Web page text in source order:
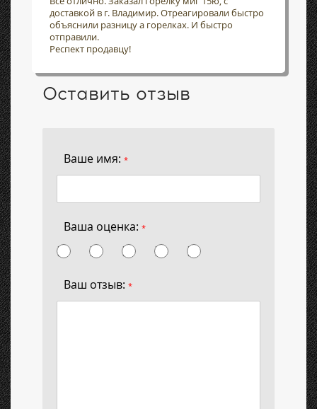
доставкой в г. Владимир. Отреагировали быстро
объяснили разницу а горелках. И быстро
отправили.
Респект продавцу!
Оставить отзыв
Ваше имя: *
Ваша оценка: *
Ваш отзыв: *